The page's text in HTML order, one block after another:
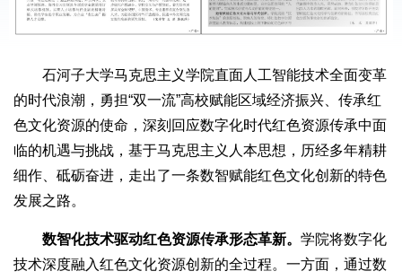
石河子大学马克思主义学院直面人工智能技术全面变革
的时代浪潮，勇担“双一流”高校赋能区域经济振兴、传承红
色文化资源的使命，深刻回应数字化时代红色资源传承中面
临的机遇与挑战，基于马克思主义人本思想，历经多年精耕
细作、砥砺奋进，走出了一条数智赋能红色文化创新的特色
发展之路。
数智化技术驱动红色资源传承形态革新。 学院将数字化
技术深度融入红色文化资源创新的全过程。一方面，通过数